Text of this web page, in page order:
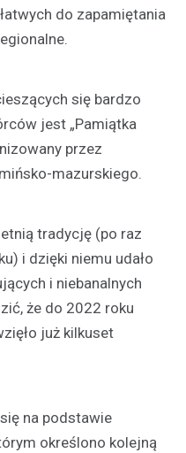
do zapamiętania
się bardzo
jest „Pamiątka
przez
mazurskiego.
tradycję (po raz
i dzięki niemu udało
i niebanalnych
że do 2022 roku
już kilkuset
na podstawie
określono kolejną